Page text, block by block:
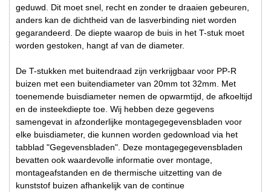
geduwd. Dit moet snel, recht en zonder te draaien gebeuren,
anders kan de dichtheid van de lasverbinding niet worden
gegarandeerd. De diepte waarop de buis in het T-stuk moet
worden gestoken, hangt af van de diameter.
De T-stukken met buitendraad zijn verkrijgbaar voor PP-R
buizen met een buitendiameter van 20mm tot 32mm. Met
toenemende buisdiameter nemen de opwarmtijd, de afkoeltijd
en de insteekdiepte toe. Wij hebben deze gegevens
samengevat in afzonderlijke montagegegevensbladen voor
elke buisdiameter, die kunnen worden gedownload via het
tabblad "Gegevensbladen". Deze montagegegevensbladen
bevatten ook waardevolle informatie over montage,
montageafstanden en de thermische uitzetting van de
kunststof buizen afhankelijk van de continue